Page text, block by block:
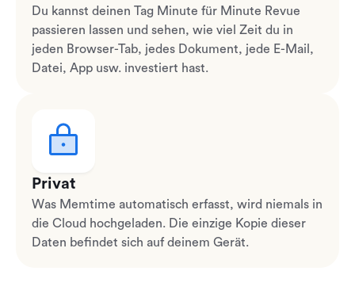
Du kannst deinen Tag Minute für Minute Revue
passieren lassen und sehen, wie viel Zeit du in
jeden Browser-Tab, jedes Dokument, jede E-Mail,
Datei, App usw. investiert hast.
Privat
Was Memtime automatisch erfasst, wird niemals in
die Cloud hochgeladen. Die einzige Kopie dieser
Daten befindet sich auf deinem Gerät.